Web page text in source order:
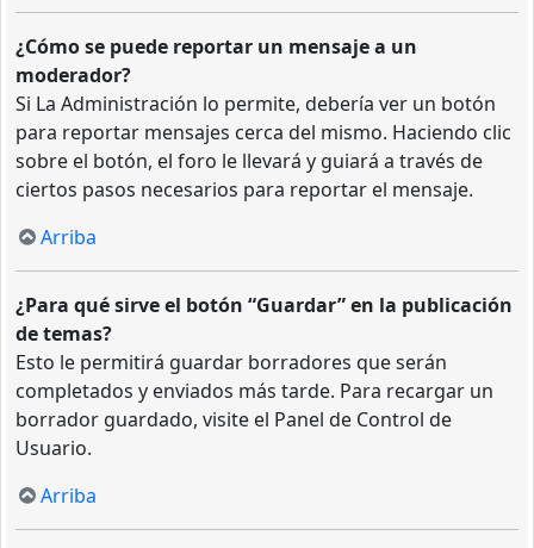
¿Cómo se puede reportar un mensaje a un
moderador?
Si La Administración lo permite, debería ver un botón
para reportar mensajes cerca del mismo. Haciendo clic
sobre el botón, el foro le llevará y guiará a través de
ciertos pasos necesarios para reportar el mensaje.
Arriba
¿Para qué sirve el botón “Guardar” en la publicación
de temas?
Esto le permitirá guardar borradores que serán
completados y enviados más tarde. Para recargar un
borrador guardado, visite el Panel de Control de
Usuario.
Arriba